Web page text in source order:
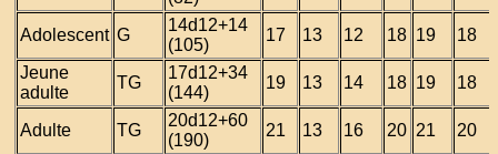
Adolescent G
14d12+14
(105)
17 13 12 18 19
18
Jeune
adulte
TG
17d12+34
(144)
19 13 14 18 19 18
Adulte TG
20d12+60
(190)
21 13 16 20 21 20